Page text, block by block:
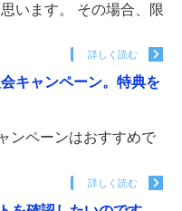
います。 その場合、限
詳しく読む
キャンペーン。特典を
ンペーンはおすすめで
詳しく読む